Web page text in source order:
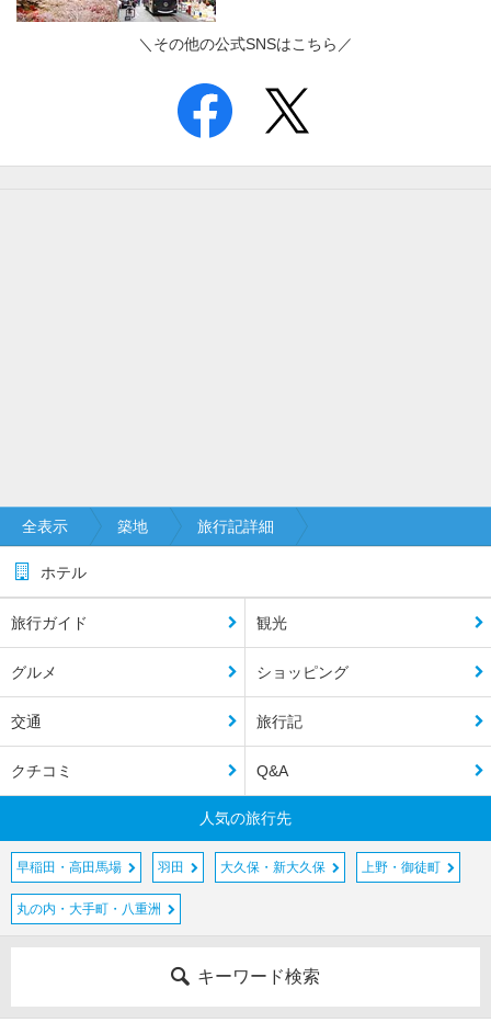
＼その他の公式SNSはこちら／
全表示 築地 旅行記詳細
ホテル
旅行ガイド 観光
グルメ ショッピング
交通 旅行記
クチコミ Q&A
人気の旅行先
早稲田・高田馬場 羽田 大久保・新大久保 上野・御徒町
丸の内・大手町・八重洲
キーワード検索